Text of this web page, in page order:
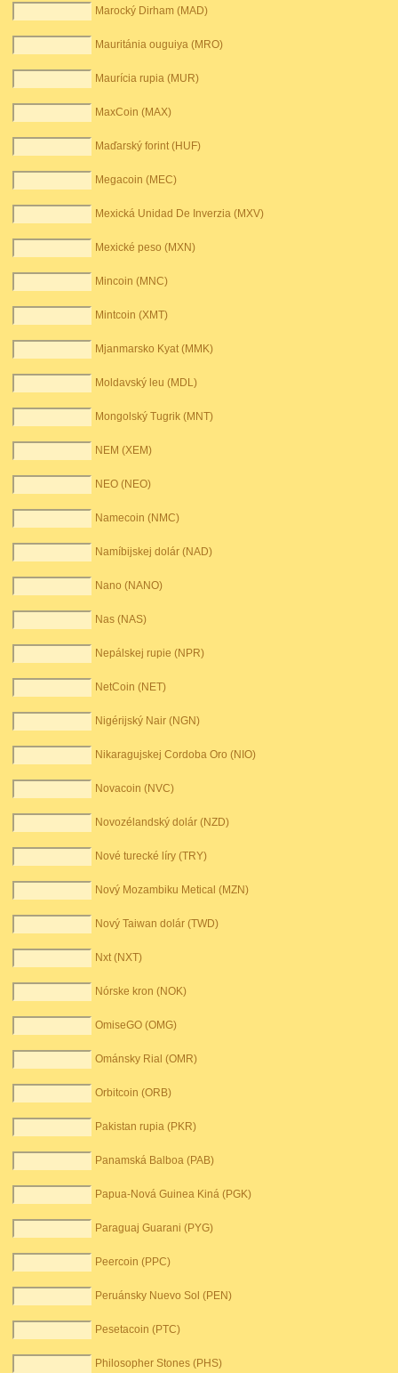
Marocký Dirham (MAD)
Mauritánia ouguiya (MRO)
Maurícia rupia (MUR)
MaxCoin (MAX)
Maďarský forint (HUF)
Megacoin (MEC)
Mexická Unidad De Inverzia (MXV)
Mexické peso (MXN)
Mincoin (MNC)
Mintcoin (XMT)
Mjanmarsko Kyat (MMK)
Moldavský leu (MDL)
Mongolský Tugrik (MNT)
NEM (XEM)
NEO (NEO)
Namecoin (NMC)
Namíbijskej dolár (NAD)
Nano (NANO)
Nas (NAS)
Nepálskej rupie (NPR)
NetCoin (NET)
Nigérijský Nair (NGN)
Nikaragujskej Cordoba Oro (NIO)
Novacoin (NVC)
Novozélandský dolár (NZD)
Nové turecké líry (TRY)
Nový Mozambiku Metical (MZN)
Nový Taiwan dolár (TWD)
Nxt (NXT)
Nórske kron (NOK)
OmiseGO (OMG)
Ománsky Rial (OMR)
Orbitcoin (ORB)
Pakistan rupia (PKR)
Panamská Balboa (PAB)
Papua-Nová Guinea Kiná (PGK)
Paraguaj Guarani (PYG)
Peercoin (PPC)
Peruánsky Nuevo Sol (PEN)
Pesetacoin (PTC)
Philosopher Stones (PHS)